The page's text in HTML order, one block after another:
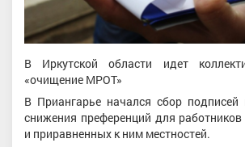
В Иркутской области идет
«очищение МРОТ»
В Приангарье начался сбор
снижения преференций для
и приравненных к ним местностей.